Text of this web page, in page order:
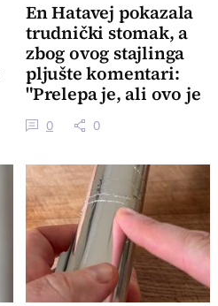
En Hatavej pokazala
trudnički stomak, a
zbog ovog stajlinga
pljušte komentari:
"Prelepa je, ali ovo je
užasno"
0 0